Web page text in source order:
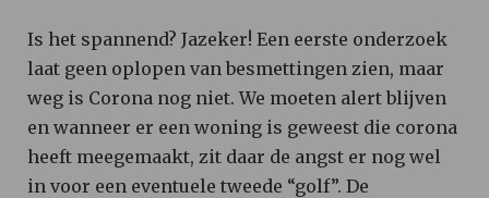
Is het spannend? Jazeker! Een eerste onderzoek
laat geen oplopen van besmettingen zien, maar
weg is Corona nog niet. We moeten alert blijven
en wanneer er een woning is geweest die corona
heeft meegemaakt, zit daar de angst er nog wel
in voor een eventuele tweede “golf”. De